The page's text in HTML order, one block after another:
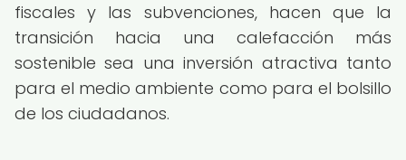
fiscales y las subvenciones, hacen que la
transición hacia una calefacción más
sostenible sea una inversión atractiva tanto
para el medio ambiente como para el bolsillo
de los ciudadanos.